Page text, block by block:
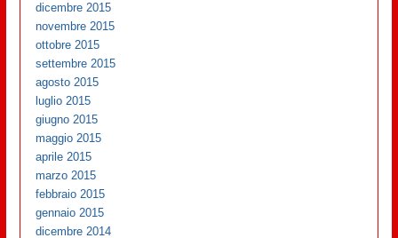
dicembre 2015
novembre 2015
ottobre 2015
settembre 2015
agosto 2015
luglio 2015
giugno 2015
maggio 2015
aprile 2015
marzo 2015
febbraio 2015
gennaio 2015
dicembre 2014